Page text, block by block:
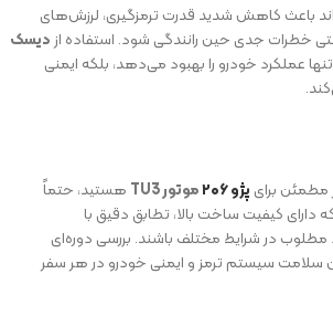
باعث کاهش شدید قدرت ترمزگیری، لرزش‌های
خطرات جدی حین رانندگی شود. استفاده از دیسک
عملکرد خودرو را بهبود می‌دهد، بلکه ایمنی
مطمئن برای پژو ۲۰۶ موتور TU3
هستید، حتماً
دارای کیفیت ساخت بالا، تطابق دقیق با
مطلوب در شرایط مختلف باشند. بررسی دوره‌ای
سیستم ترمز و ایمنی خودرو در هر سفر